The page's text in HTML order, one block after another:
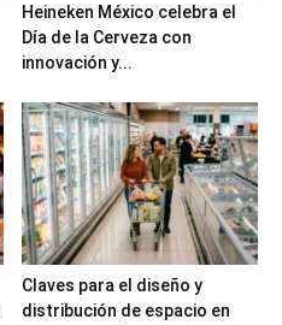
Heineken México celebra el
Día de la Cerveza con
innovación y...
Claves para el diseño y
distribución de espacio en